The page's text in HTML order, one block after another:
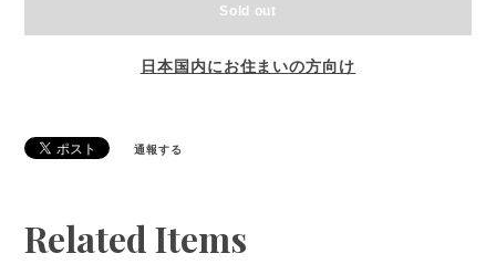
Sold out
日本国内にお住まいの方向け
通報する
Related Items